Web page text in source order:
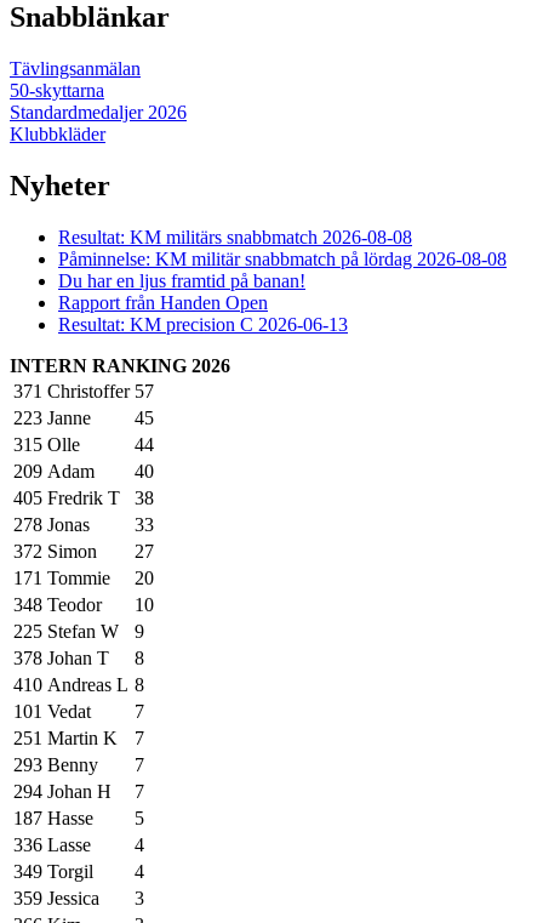
Snabblänkar
Tävlingsanmälan
50-skyttarna
Standardmedaljer 2026
Klubbkläder
Nyheter
Resultat: KM militärs snabbmatch 2026-08-08
Påminnelse: KM militär snabbmatch på lördag 2026-08-08
Du har en ljus framtid på banan!
Rapport från Handen Open
Resultat: KM precision C 2026-06-13
INTERN RANKING 2026
371 Christoffer 57
223 Janne
45
315 Olle
44
209 Adam
40
405 Fredrik T
38
278 Jonas
33
372 Simon
27
171 Tommie
20
348 Teodor
10
225 Stefan W
9
378 Johan T
8
410 Andreas L 8
101 Vedat
7
251 Martin K
7
293 Benny
7
294 Johan H
7
187 Hasse
5
336 Lasse
4
349 Torgil
4
359 Jessica
3